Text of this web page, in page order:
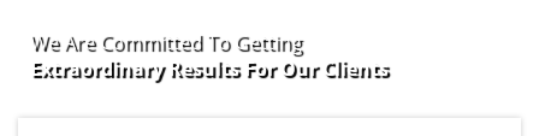
We Are Committed To Getting
Extraordinary Results For Our Clients